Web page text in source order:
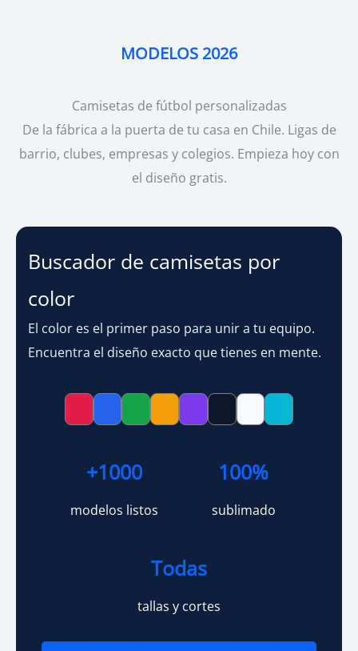
MODELOS 2026
Camisetas de fútbol personalizadas
De la fábrica a la puerta de tu casa en Chile. Ligas de
barrio, clubes, empresas y colegios. Empieza hoy con
el diseño gratis.
Buscador de camisetas por
color
El color es el primer paso para unir a tu equipo.
Encuentra el diseño exacto que tienes en mente.
+1000
modelos listos
100%
sublimado
Todas
tallas y cortes